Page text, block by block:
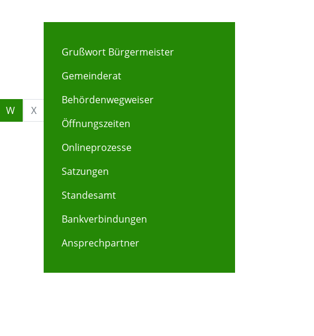
W X
Grußwort Bürgermeister
Gemeinderat
Behördenwegweiser
Öffnungszeiten
Onlineprozesse
Satzungen
Standesamt
Bankverbindungen
Ansprechpartner